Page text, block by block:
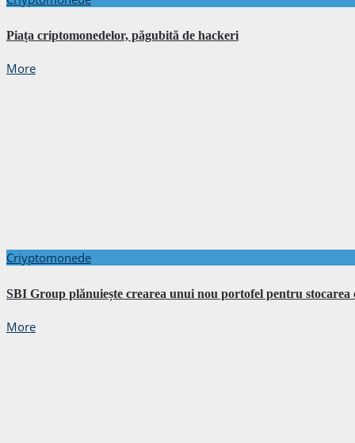
Piața criptomonedelor, păgubită de hackeri
More
Criyptomonede
SBI Group plănuiește crearea unui nou portofel pentru
More